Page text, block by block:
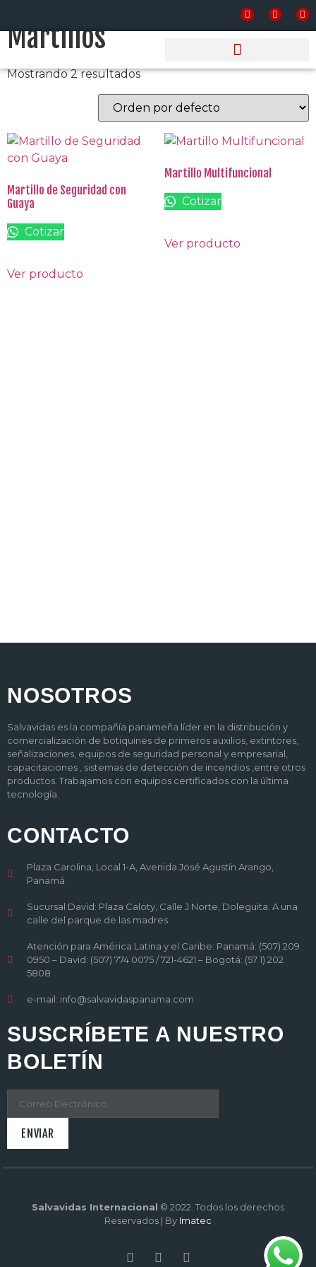
Martillos
Mostrando 2 resultados
Martillo de Seguridad con
Guaya
Cotizar
Ver producto
Martillo Multifuncional
Cotizar
Ver producto
NOSOTROS
Salvavidas es la compañía panameña líder en la distribución y
comercialización de botiquines de primeros auxilios, extintores,
señalizaciones, equipos de seguridad personal y empresarial,
capacitaciones , sistemas de detección de incendios ,entre otros
productos. Trabajamos con equipos certificados con la última
tecnología.
CONTACTO
Plaza Carolina, Local 1-A, Avenida José Agustín Arango,
Panamá
Sucursal David: Plaza Caloty, Calle J Norte, Doleguita. A una
calle del parque de las madres
Atención para América Latina y el Caribe: Panamá: (507) 209
0950 – David: (507) 774 0075 / 721-4621 – Bogotá: (57 1) 202
5808
e-mail: info@salvavidaspanama.com
SUSCRÍBETE A NUESTRO
BOLETÍN
Salvavidas Internacional © 2022. Todos los derechos
Reservados | By Imatec